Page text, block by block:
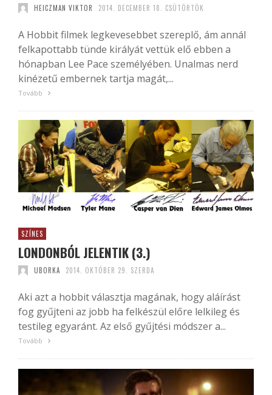
HEICZMAN VIKTOR 2014. DECEMBER 18. CSÜTÖRTÖK
A Hobbit filmek legkevesebbet szereplő, ám annál
felkapottabb tünde királyát vettük elő ebben a
hónapban Lee Pace személyében. Unalmas nerd
kinézetű embernek tartja magát,...
Tovább
SZÍNES
LONDONBÓL JELENTIK (3.)
UBORKA 2014. OKTÓBER 29. SZERDA
Aki azt a hobbit választja magának, hogy aláírást
fog gyűjteni az jobb ha felkészül előre lelkileg és
testileg egyaránt. Az első gyűjtési módszer a...
Tovább